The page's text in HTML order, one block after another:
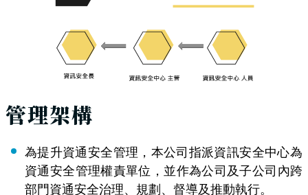
管理架構
為提升資通安全管理，本公司指派資訊安全中心為
資通安全管理權責單位，並作為公司及子公司內跨
部門資通安全治理、規劃、督導及推動執行。